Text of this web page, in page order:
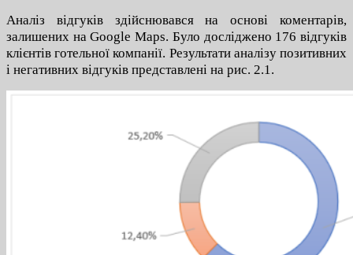
Аналіз відгуків здійснювався на основі коментарів,
залишених на Google Maps. Було досліджено 176 відгуків
клієнтів готельної компанії. Результати аналізу позитивних
і негативних відгуків представлені на рис. 2.1.